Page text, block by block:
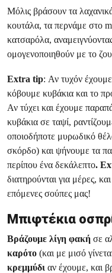
Μόλις βράσουν τα
κουτάλα, τα περνάμε στο
κατσαρόλα,
ομογενοποιηθούν με το
Extra tip: Αν τυχόν
κόβουμε κυβάκια και το
Αν τύχει και έχουμε
κυβάκια σε ταψί,
οποιοδήποτε μυρωδικό
σκόρδο) και ψήνουμε τα
περίπου ένα δεκάλεπτο.
διατηρούνται για μέρες,
επόμενες σούπες μας!
Μπιφτέκια
Βράζουμε λίγη φακή σε
καρότο (και με μισό
κρεμμύδι αν έχουμε, και